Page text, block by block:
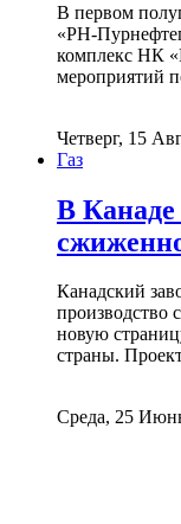
В первом
«РН-
комплекс НК
мероприятий
Четверг, 15
Газ
В Канаде
Канадский
производство
новую
страны.
Среда, 25